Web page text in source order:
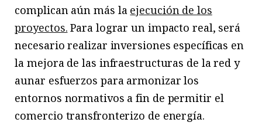
complican aún más la ejecución de los
proyectos. Para lograr un impacto real, será
necesario realizar inversiones específicas en
la mejora de las infraestructuras de la red y
aunar esfuerzos para armonizar los
entornos normativos a fin de permitir el
comercio transfronterizo de energía.